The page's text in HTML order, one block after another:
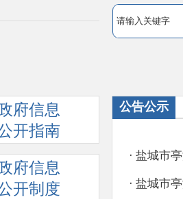
府信息
开指南
府信息
开制度
公告公示